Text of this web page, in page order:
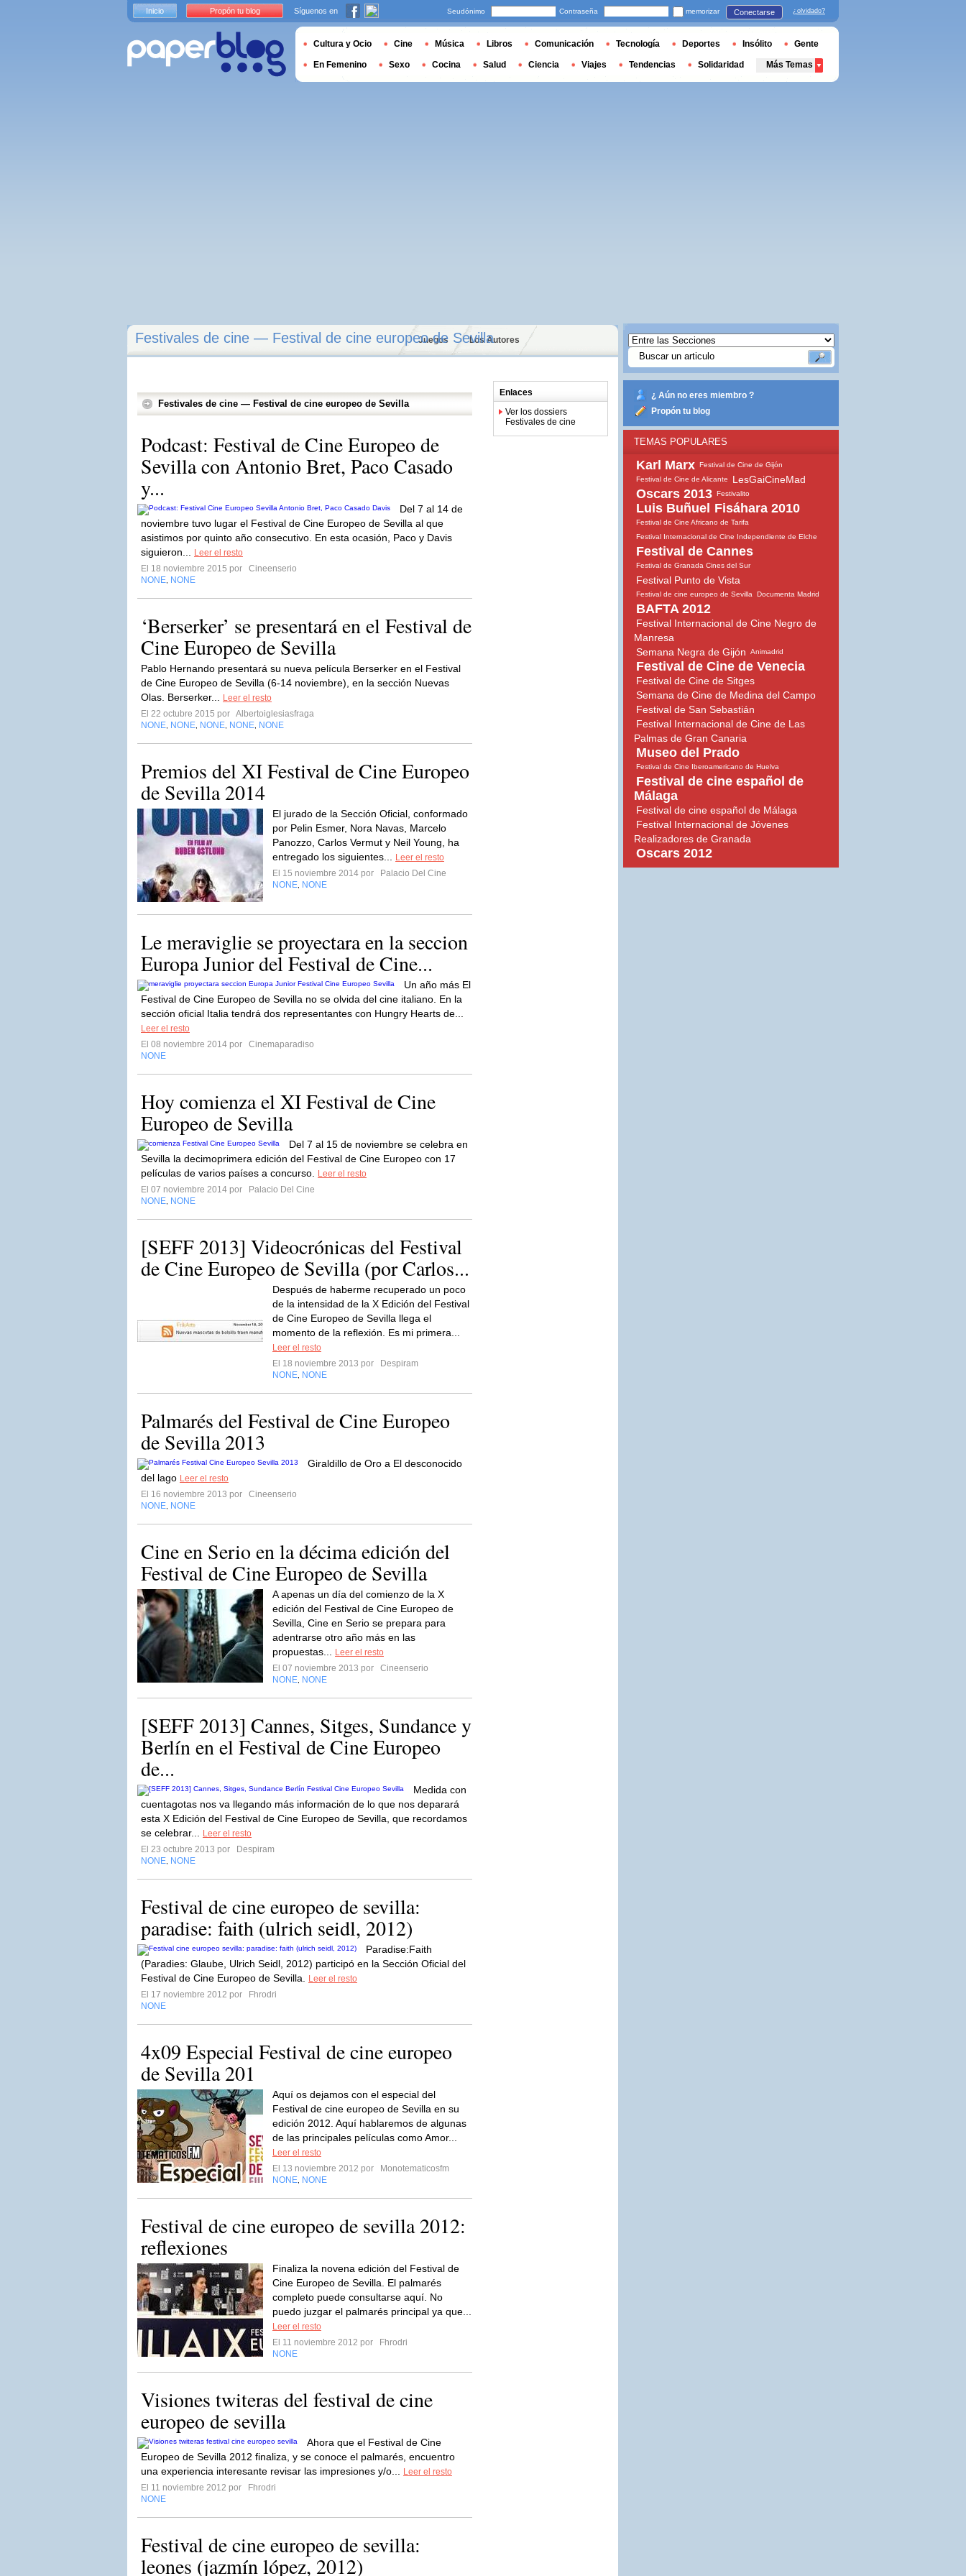
Festivales de cine — Festival de cine europeo de Sevilla
Juegos Los Autores
Festivales de cine — Festival de cine europeo de Sevilla
Podcast: Festival de Cine Europeo de
Sevilla con Antonio Bret, Paco Casado
y...
Del 7 al 14 de
noviembre tuvo lugar el Festival de Cine Europeo de Sevilla al que
asistimos por quinto año consecutivo. En esta ocasión, Paco y Davis
siguieron...
Leer el resto
El 18 noviembre 2015 por
Cineenserio
NONE NONE
‘Berserker’ se presentará en el Festival de
Cine Europeo de Sevilla
Pablo Hernando presentará su nueva película Berserker en el Festival
de Cine Europeo de Sevilla (6-14 noviembre), en la sección Nuevas
Olas. Berserker...
Leer el resto
El 22 octubre 2015 por Albertoiglesiasfraga
NONE NONE NONE NONE NONE
Premios del XI Festival de Cine Europeo
de Sevilla 2014
El jurado de la Sección Oficial, conformado
por Pelin Esmer, Nora Navas, Marcelo
Panozzo, Carlos Vermut y Neil Young, ha
entregado los siguientes...
Leer el resto
El 15 noviembre 2014 por
Palacio Del Cine
NONE NONE
Le meraviglie se proyectara en la seccion
Europa Junior del Festival de Cine...
Un año más El
Festival de Cine Europeo de Sevilla no se olvida del cine italiano. En la
sección oficial Italia tendrá dos representantes con Hungry Hearts de...
Leer el resto
El 08 noviembre 2014 por
Cinemaparadiso
NONE
Hoy comienza el XI Festival de Cine
Europeo de Sevilla
Del 7 al 15 de noviembre se celebra en
Sevilla la decimoprimera edición del Festival de Cine Europeo con 17
películas de varios países a concurso.
Leer el resto
El 07 noviembre 2014 por
Palacio Del Cine
NONE NONE
[SEFF 2013] Videocrónicas del Festival
de Cine Europeo de Sevilla (por Carlos...
Después de haberme recuperado un poco
de la intensidad de la X Edición del Festival
de Cine Europeo de Sevilla llega el
momento de la reflexión. Es mi primera...
Leer el resto
El 18 noviembre 2013 por
Despiram
NONE NONE
Palmarés del Festival de Cine Europeo
de Sevilla 2013
Giraldillo de Oro a El desconocido
del lago Leer el resto
El 16 noviembre 2013 por
Cineenserio
NONE NONE
Cine en Serio en la décima edición del
Festival de Cine Europeo de Sevilla
A apenas un día del comienzo de la X
edición del Festival de Cine Europeo de
Sevilla, Cine en Serio se prepara para
adentrarse otro año más en las
propuestas...
Leer el resto
El 07 noviembre 2013 por
Cineenserio
NONE NONE
[SEFF 2013] Cannes, Sitges, Sundance y
Berlín en el Festival de Cine Europeo
de...
Medida con
cuentagotas nos va llegando más información de lo que nos deparará
esta X Edición del Festival de Cine Europeo de Sevilla, que recordamos
se celebrar...
Leer el resto
El 23 octubre 2013 por
Despiram
NONE NONE
Festival de cine europeo de sevilla:
paradise: faith (ulrich seidl, 2012)
Paradise:Faith
(Paradies: Glaube, Ulrich Seidl, 2012) participó en la Sección Oficial del
Festival de Cine Europeo de Sevilla.
Leer el resto
El 17 noviembre 2012 por
Fhrodri
NONE
4x09 Especial Festival de cine europeo
de Sevilla 201
Aquí os dejamos con el especial del
Festival de cine europeo de Sevilla en su
edición 2012. Aquí hablaremos de algunas
de las principales películas como Amor...
Leer el resto
El 13 noviembre 2012 por
Monotematicosfm
NONE NONE
Festival de cine europeo de sevilla 2012:
reflexiones
Finaliza la novena edición del Festival de
Cine Europeo de Sevilla. El palmarés
completo puede consultarse aquí. No
puedo juzgar el palmarés principal ya que...
Leer el resto
El 11 noviembre 2012 por
Fhrodri
NONE
Visiones twiteras del festival de cine
europeo de sevilla
Ahora que el Festival de Cine
Europeo de Sevilla 2012 finaliza, y se conoce el palmarés, encuentro
una experiencia interesante revisar las impresiones y/o...
Leer el resto
El 11 noviembre 2012 por
Fhrodri
NONE
Festival de cine europeo de sevilla:
leones (jazmín lópez, 2012)
Enlaces
Ver los dossiers
Festivales de cine
¿ Aún no eres miembro ?
Propón tu blog
TEMAS POPULARES
Karl Marx Festival de Cine de Gijón
Festival de Cine de Alicante
LesGaiCineMad
Oscars 2013 Festivalito
Luis Buñuel Fisáhara 2010
Festival de Cine Africano de Tarifa
Festival Internacional de Cine Independiente de Elche
Festival de Cannes
Festival de Granada Cines del Sur
Festival Punto de Vista
Festival de cine europeo de Sevilla Documenta Madrid
BAFTA 2012
Festival Internacional de Cine Negro de
Manresa
Semana Negra de Gijón
Animadrid
Festival de Cine de Venecia
Festival de Cine de Sitges
Semana de Cine de Medina del Campo
Festival de San Sebastián
Festival Internacional de Cine de Las
Palmas de Gran Canaria
Museo del Prado
Festival de Cine Iberoamericano de Huelva
Festival de cine español de
Málaga
Festival de cine español de Málaga
Festival Internacional de Jóvenes
Realizadores de Granada
Oscars 2012
Inicio Propón tu blog Síguenos en Seudónimo Contraseña memorizar Conectarse ¿olvidado?
Cultura y Ocio Cine Música Libros Comunicación Tecnología Deportes Insólito Gente
En Femenino Sexo Cocina Salud Ciencia Viajes Tendencias Solidaridad Más Temas